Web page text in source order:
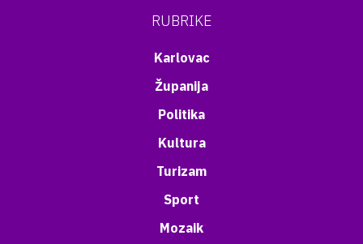
RUBRIKE
Karlovac
Županija
Politika
Kultura
Turizam
Sport
Mozaik